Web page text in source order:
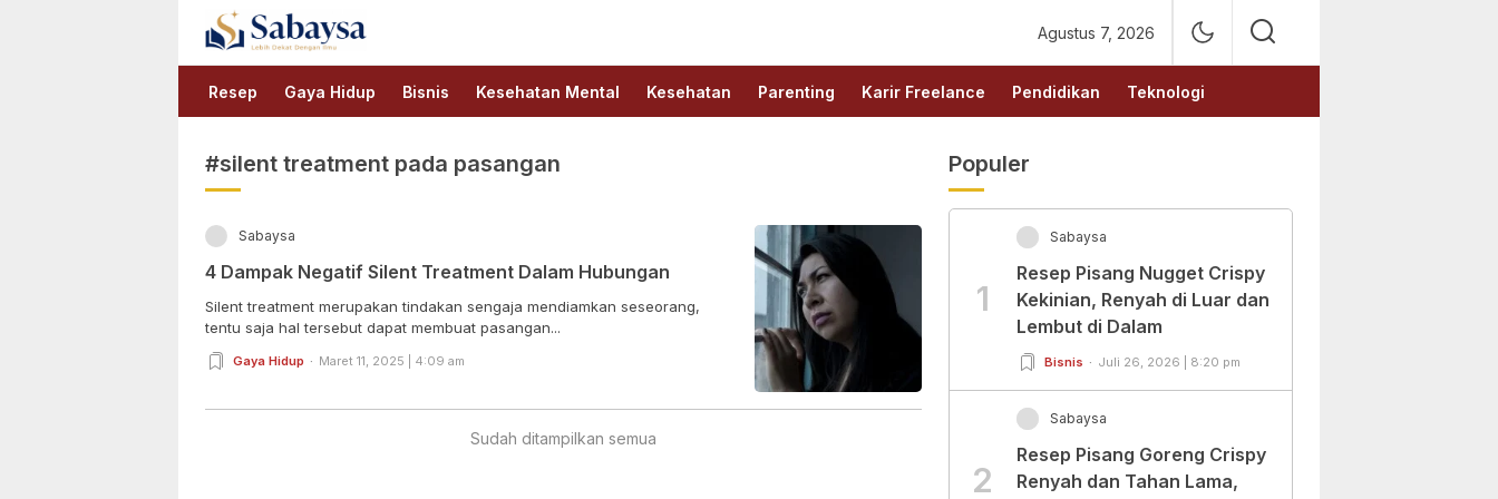
Sabaysa
Lebih Dekat Dengan Ilmu
Agustus 7, 2026
Resep Gaya Hidup Bisnis Kesehatan Mental Kesehatan Parenting Karir Freelance Pendidikan Teknologi
#silent treatment pada pasangan
Sabaysa
4 Dampak Negatif Silent Treatment Dalam Hubungan
Silent treatment merupakan tindakan sengaja mendiamkan seseorang,
tentu saja hal tersebut dapat membuat pasangan...
Gaya Hidup Maret 11, 2025 | 4:09 am
Sudah ditampilkan semua
Populer
1
Sabaysa
Resep Pisang Nugget Crispy
Kekinian, Renyah di Luar dan
Lembut di Dalam
Bisnis Juli 26, 2026 | 8:20 pm
2
Sabaysa
Resep Pisang Goreng Crispy
Renyah dan Tahan Lama,